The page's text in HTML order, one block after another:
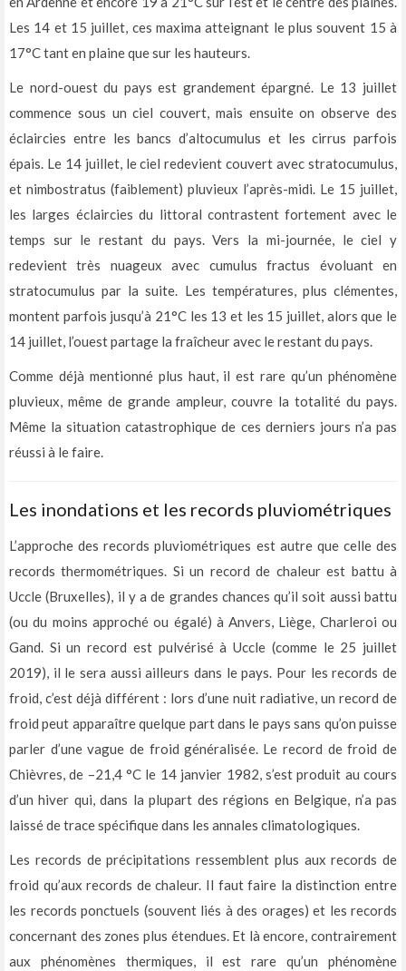
Les 14 et 15 juillet, ces maxima atteignant le plus souvent 15 à
17°C tant en plaine que sur les hauteurs.
Le nord-ouest du pays est grandement épargné. Le 13 juillet
commence sous un ciel couvert, mais ensuite on observe des
éclaircies entre les bancs d’altocumulus et les cirrus parfois
épais. Le 14 juillet, le ciel redevient couvert avec stratocumulus,
et nimbostratus (faiblement) pluvieux l’après-midi. Le 15 juillet,
les larges éclaircies du littoral contrastent fortement avec le
temps sur le restant du pays. Vers la mi-journée, le ciel y
redevient très nuageux avec cumulus fractus évoluant en
stratocumulus par la suite. Les températures, plus clémentes,
montent parfois jusqu’à 21°C les 13 et les 15 juillet, alors que le
14 juillet, l’ouest partage la fraîcheur avec le restant du pays.
Comme déjà mentionné plus haut, il est rare qu’un phénomène
pluvieux, même de grande ampleur, couvre la totalité du pays.
Même la situation catastrophique de ces derniers jours n’a pas
réussi à le faire.
Les inondations et les records pluviométriques
L’approche des records pluviométriques est autre que celle des
records thermométriques. Si un record de chaleur est battu à
Uccle (Bruxelles), il y a de grandes chances qu’il soit aussi battu
(ou du moins approché ou égalé) à Anvers, Liège, Charleroi ou
Gand. Si un record est pulvérisé à Uccle (comme le 25 juillet
2019), il le sera aussi ailleurs dans le pays. Pour les records de
froid, c’est déjà différent : lors d’une nuit radiative, un record de
froid peut apparaître quelque part dans le pays sans qu’on puisse
parler d’une vague de froid généralisée. Le record de froid de
Chièvres, de –21,4 °C le 14 janvier 1982, s’est produit au cours
d’un hiver qui, dans la plupart des régions en Belgique, n’a pas
laissé de trace spécifique dans les annales climatologiques.
Les records de précipitations ressemblent plus aux records de
froid qu’aux records de chaleur. Il faut faire la distinction entre
les records ponctuels (souvent liés à des orages) et les records
concernant des zones plus étendues. Et là encore, contrairement
aux phénomènes thermiques, il est rare qu’un phénomène